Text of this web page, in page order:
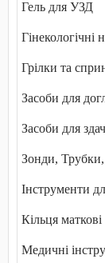
Гель для УЗД
Гінекологічні
Грілки та
Засоби для
Засоби для
Зонди,
Інструменти
Кільця маткові
Медичні